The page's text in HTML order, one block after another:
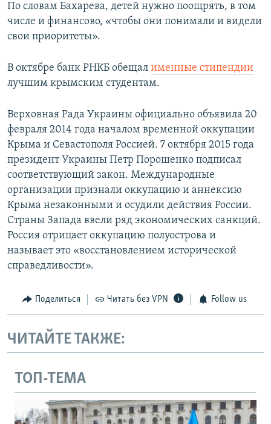
По словам Бахарева, детей нужно поощрять, в том
числе и финансово, «чтобы они понимали и видели
свои приоритеты».
В октябре банк РНКБ обещал именные стипендии
лучшим крымским студентам.
Верховная Рада Украины официально объявила 20
февраля 2014 года началом временной оккупации
Крыма и Севастополя Россией. 7 октября 2015 года
президент Украины Петр Порошенко подписал
соответствующий закон. Международные
организации признали оккупацию и аннексию
Крыма незаконными и осудили действия России.
Страны Запада ввели ряд экономических санкций.
Россия отрицает оккупацию полуострова и
называет это «восстановлением исторической
справедливости».
Поделиться Читать без VPN Follow us
ЧИТАЙТЕ ТАКЖЕ:
ТОП-ТЕМА